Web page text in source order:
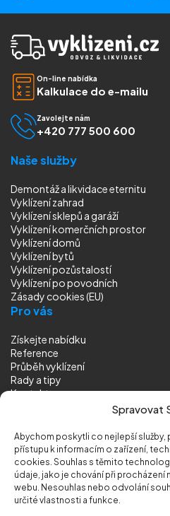
Spravovat
Abychom poskytli co nejlepší služby,
přístupu k informacím o zařízení,
cookies. Souhlas s těmito
údaje, jako je chování při procházení
webu. Nesouhlas nebo odvolání
určité vlastnosti a funkce.
On-line nabídka
Kalkulace do e-mailu
Zavolejte nám
+420 777 500 600
Naše služby
Demontáž a likvidace eternitu
Vyklízení zahrad
Vyklízení sklepů a garáží
Vyklízení komerčních prostor
Vyklízení domů
Vyklízení bytů
Vyklízení pozůstalostí
Vyklízenípo povodních
Zásady cookies (EU)
Pro vás
Získejte nabídku
Reference
Průběh vyklízení
Rady a tipy
Kontakt
© 2026 Vyklizeni.cz (